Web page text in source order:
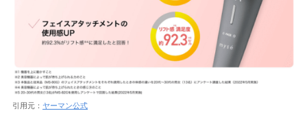
引用元： ヤーマン公式